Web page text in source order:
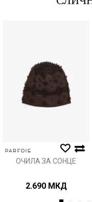
Анти спам заштита -
ОЧИЛА ЗА СОНЦЕ
2.690 МКД